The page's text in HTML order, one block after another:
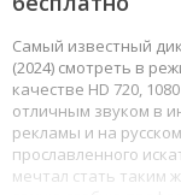
Самый известный
(2024) смотреть в
качестве HD 720,
отличным звуком в
рекламы и на
прославленного
мечтал стать таким